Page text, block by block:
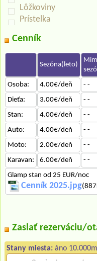
Lôžkoviny
Prístelka
Cenník
Sezóna(leto)
Osoba:
4.00€/deň - -
Dieťa:
3.00€/deň - -
Stan:
4.00€/deň - -
Auto:
4.00€/deň - -
Moto:
2.00€/deň - -
Karavan:
6.00€/deň - -
Glamp stan od 25 EUR/noc
Cenník 2025.jpg
Zaslať rezerváciu/
Stany miesta: áno